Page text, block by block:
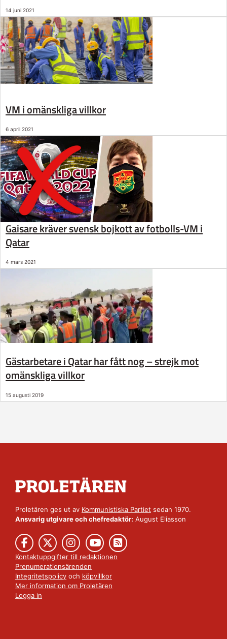
14 juni 2021
VM i omänskliga villkor
6 april 2021
Gaisare kräver svensk bojkott av fotbolls-VM i
Qatar
4 mars 2021
Gästarbetare i Qatar har fått nog – strejk mot
omänskliga villkor
15 augusti 2019
Proletären ges ut av Kommunistiska Partiet sedan 1970.
Ansvarig utgivare och chefredaktör: August Eliasson
Kontaktuppgifter till redaktionen
Prenumerationsärenden
Integritetspolicy och köpvillkor
Mer information om Proletären
Logga in